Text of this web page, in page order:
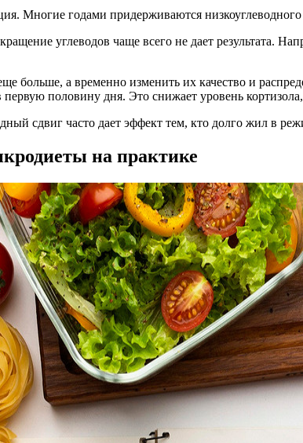
Многие годами придерживаются
углеводов чаще всего не дает результата.
больше, а временно изменить их качество и
половину дня. Это снижает уровень
сдвиг часто дает эффект тем, кто долго жил в
на практике